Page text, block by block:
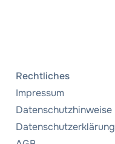
Rechtliches
Impressum
Datenschutzhinweise
Datenschutzerklärung